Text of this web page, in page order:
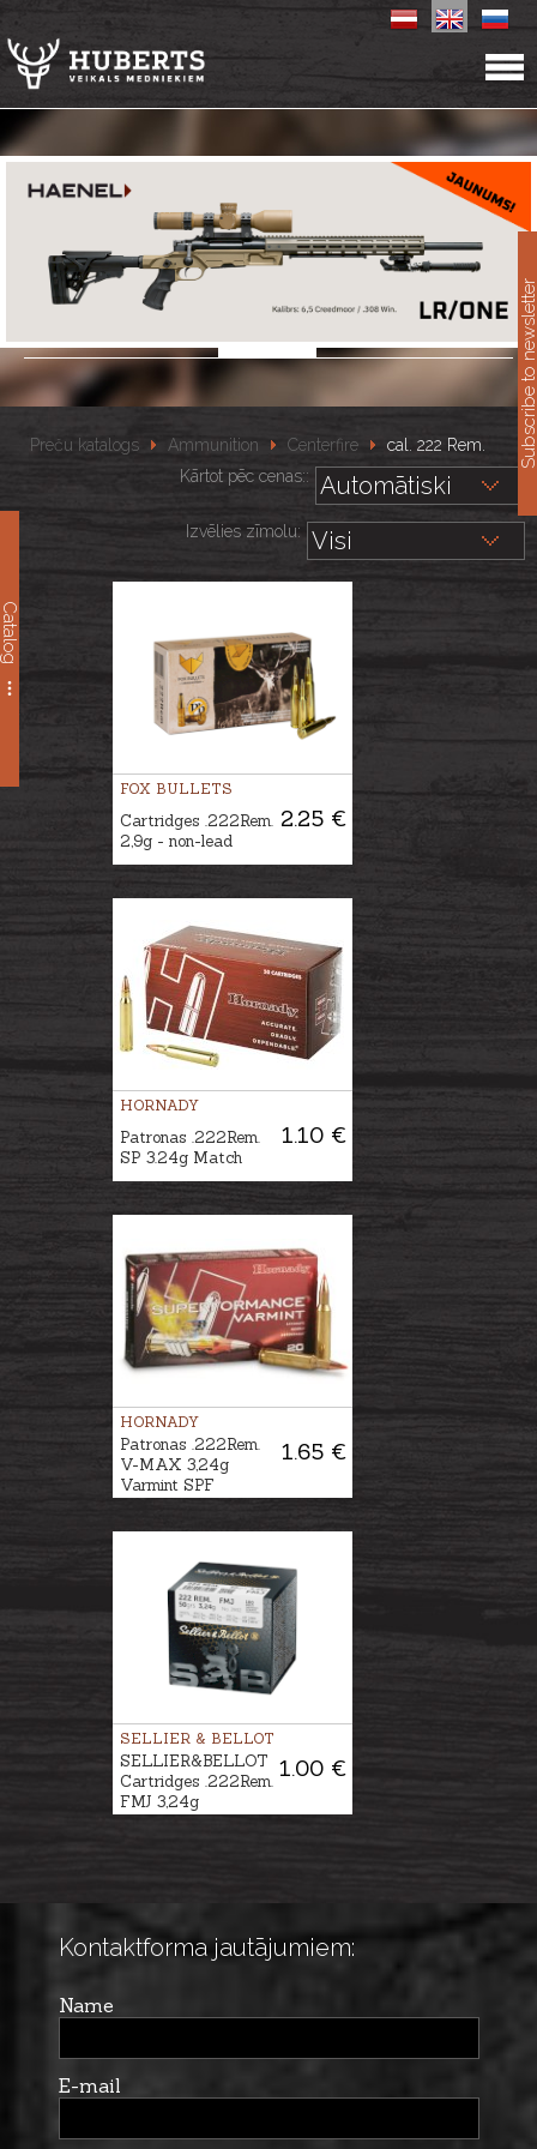
Catalog
Preču katalogs Ammunition Centerfire
cal. 222 Rem.
Kārtot pēc cenas::
Izvēlies zīmolu:
FOX BULLETS
2.25 €
Cartridges .222Rem.
2,9g - non-lead
HORNADY
1.10 €
Patronas .222Rem.
SP 3.24g Match
HORNADY
1.65 €
Patronas .222Rem.
V-MAX 3,24g
Varmint SPF
SELLIER & BELLOT
1.00 €
SELLIER&BELLOT
Cartridges .222Rem.
FMJ 3,24g
Kontaktforma jautājumiem:
Name
E-mail
Subscribe